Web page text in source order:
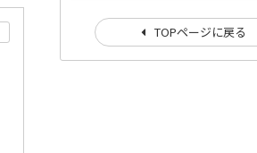
TOPページに戻る